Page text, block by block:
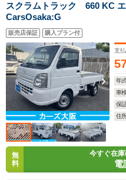
スクラムトラック 660 KC
CarsOsaka:G
販売店保証 購入プラン付
支
年
車検
保
住
無
料
今すぐ在
電